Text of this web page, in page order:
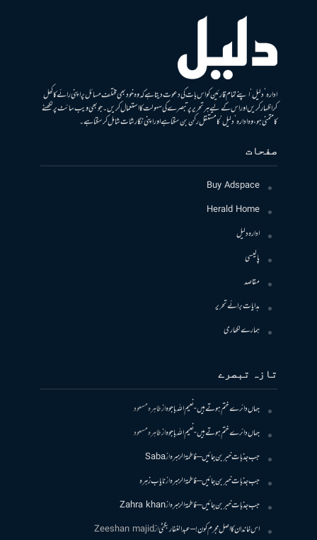
ادارہ ’دلیل‘ اپنے تمام قارئین کو اس بات کی دعوت دیتا ہے کہ وہ خود بھی مختلف مسائل پر اپنی رائے کا کھل
کر اظہار کریں اور اس کے لیے ہر تحریر پر تبصرے کی سہولت کا استعمال کریں۔ جو بھی ویب سائٹ پر لکھنے
کا متمنی ہو، وہ ادارہ ’دلیل‘ کا مستقل رکن بن سکتا ہے اور اپنی نگارشات شامل کرسکتا ہے۔
صفحات
Buy Adspace
Herald Home
ادارہ دلیل
پالیسی
مقاصد
ہدایات برائے تحریر
ہمارے لکھاری
تازہ تبصرے
جہاں دائرے ختم ہوتے ہیں- نعیم اللہ باجوہازطاہرہ مسعود
جہاں دائرے ختم ہوتے ہیں- نعیم اللہ باجوہازطاہرہ مسعود
جب جذبات خبر بن جائیں – فاطمۃالزہرہازSaba
جب جذبات خبر بن جائیں – فاطمۃالزہرہازنایاب زہرہ
جب جذبات خبر بن جائیں – فاطمۃالزہرہازZahra khan
اس خاندان کا اصل مجرم کون! – عبدالغفار بگٹیازZeeshan majid